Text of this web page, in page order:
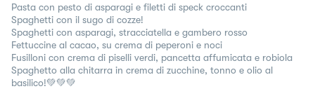
Pasta con pesto di asparagi e filetti di speck croccanti
Spaghetti con il sugo di cozze!
Spaghetti con asparagi, stracciatella e gambero rosso
Fettuccine al cacao, su crema di peperoni e noci
Fusilloni con crema di piselli verdi, pancetta affumicata e robiola
Spaghetto alla chitarra in crema di zucchine, tonno e olio al
basilico!💚💚💚